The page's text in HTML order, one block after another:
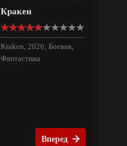
Кракен
Kraken, 2026; Боевик,
Фантастика
Вперед